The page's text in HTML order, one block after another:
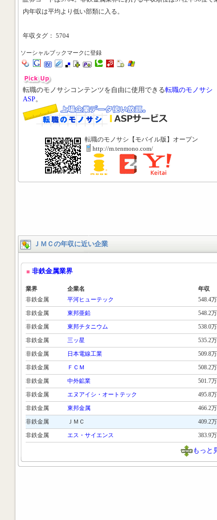
内年収は平均より低い部類に入る。
年収タグ： 5704
ソーシャルブックマークに登録
転職のモノサシコンテンツを自由に使用できる転職のモノサシ
ASP。
転職のモノサシ【モバイル版】オープン
http://m.tenmono.com/
ＪＭＣの年収に近い企業
非鉄金属業界
業界 企業名
年収
非鉄金属
平河ヒューテック
548.4万
非鉄金属
東邦亜鉛
548.2万
非鉄金属
東邦チタニウム
538.0万
非鉄金属
三ッ星
535.2万
非鉄金属
日本電線工業
509.8万
非鉄金属
ＦＣＭ
508.2万
非鉄金属
中外鉱業
501.7万
非鉄金属
エヌアイシ・オートテック
495.8万
非鉄金属
東邦金属
466.2万
非鉄金属
ＪＭＣ
409.2万
非鉄金属
エス・サイエンス 383.9万
もっと